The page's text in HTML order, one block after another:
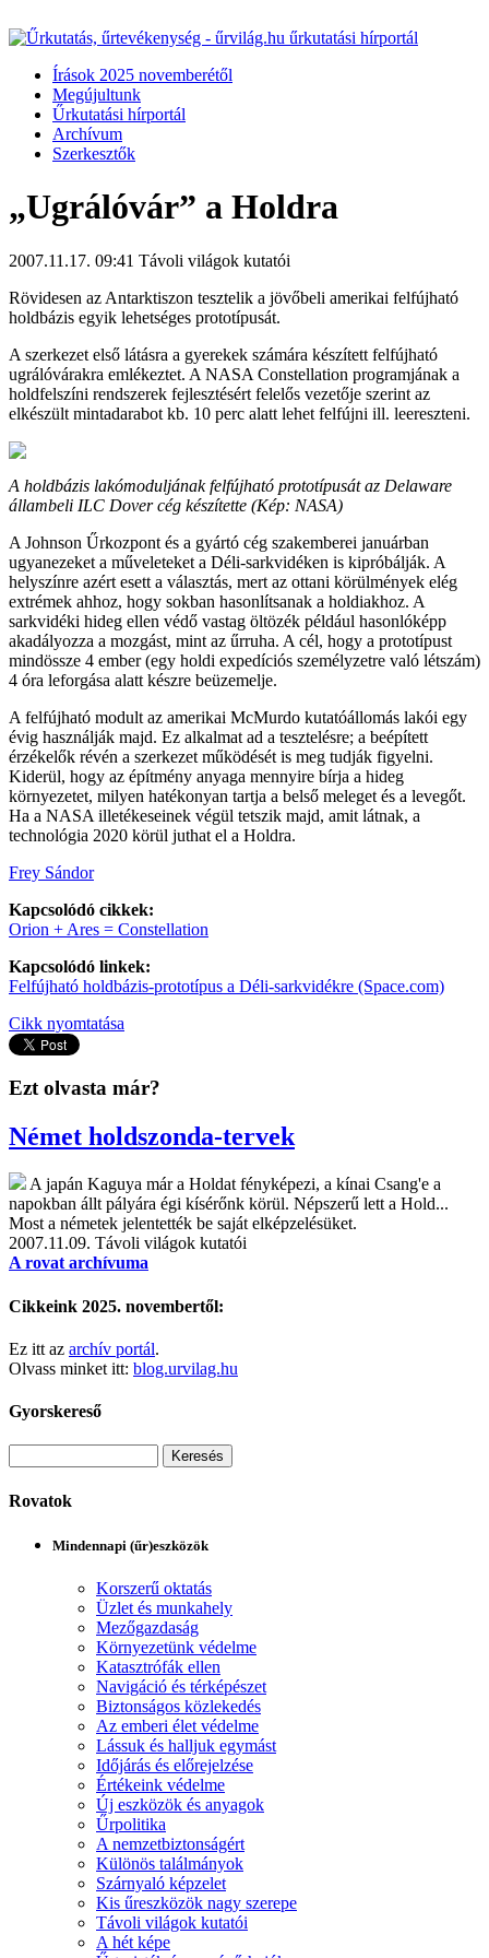
Írások 2025 novemberétől
Megújultunk
Űrkutatási hírportál
Archívum
Szerkesztők
„Ugrálóvár” a Holdra
2007.11.17. 09:41 Távoli világok kutatói
Rövidesen az Antarktiszon tesztelik a jövőbeli amerikai felfújható
holdbázis egyik lehetséges prototípusát.
A szerkezet első látásra a gyerekek számára készített felfújható
ugrálóvárakra emlékeztet. A NASA Constellation programjának a
holdfelszíni rendszerek fejlesztésért felelős vezetője szerint az
elkészült mintadarabot kb. 10 perc alatt lehet felfújni ill. leereszteni.
A holdbázis lakómoduljának felfújható prototípusát az Delaware
állambeli ILC Dover cég készítette (Kép: NASA)
A Johnson Űrkozpont és a gyártó cég szakemberei januárban
ugyanezeket a műveleteket a Déli-sarkvidéken is kipróbálják. A
helyszínre azért esett a választás, mert az ottani körülmények elég
extrémek ahhoz, hogy sokban hasonlítsanak a holdiakhoz. A
sarkvidéki hideg ellen védő vastag öltözék például hasonlóképp
akadályozza a mozgást, mint az űrruha. A cél, hogy a prototípust
mindössze 4 ember (egy holdi expedíciós személyzetre való létszám)
4 óra leforgása alatt készre beüzemelje.
A felfújható modult az amerikai McMurdo kutatóállomás lakói egy
évig használják majd. Ez alkalmat ad a tesztelésre; a beépített
érzékelők révén a szerkezet működését is meg tudják figyelni.
Kiderül, hogy az építmény anyaga mennyire bírja a hideg
környezetet, milyen hatékonyan tartja a belső meleget és a levegőt.
Ha a NASA illetékeseinek végül tetszik majd, amit látnak, a
technológia 2020 körül juthat el a Holdra.
Frey Sándor
Kapcsolódó cikkek:
Orion + Ares = Constellation
Kapcsolódó linkek:
Felfújható holdbázis-prototípus a Déli-sarkvidékre (Space.com)
Cikk nyomtatása
Ezt olvasta már?
Német holdszonda-tervek
A japán Kaguya már a Holdat fényképezi, a kínai Csang'e a
napokban állt pályára égi kísérőnk körül. Népszerű lett a Hold...
Most a németek jelentették be saját elképzelésüket.
2007.11.09. Távoli világok kutatói
A rovat archívuma
Cikkeink 2025. novembertől:
Ez itt az archív portál.
Olvass minket itt: blog.urvilag.hu
Gyorskereső
Rovatok
Mindennapi (űr)eszközök
Korszerű oktatás
Üzlet és munkahely
Mezőgazdaság
Környezetünk védelme
Katasztrófák ellen
Navigáció és térképészet
Biztonságos közlekedés
Az emberi élet védelme
Lássuk és halljuk egymást
Időjárás és előrejelzése
Értékeink védelme
Új eszközök és anyagok
Űrpolitika
A nemzetbiztonságért
Különös találmányok
Szárnyaló képzelet
Kis űreszközök nagy szerepe
Távoli világok kutatói
A hét képe